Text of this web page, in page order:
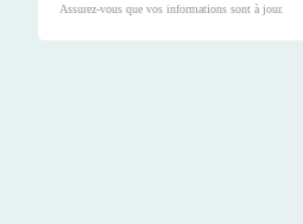
Assurez-vous que vos informations sont à jour.